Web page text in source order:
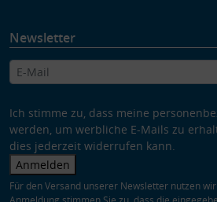
Newsletter
Ich stimme zu, dass meine
werden, um werbliche E-Mails zu
dies jederzeit widerrufen kann.
Anmelden
Für den Versand unserer Newsletter nutzen